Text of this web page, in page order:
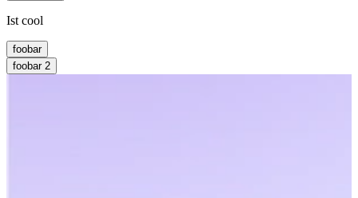
Ist cool
foobar
foobar 2